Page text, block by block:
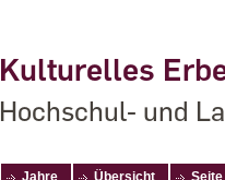
Kulturelles
Hochschul- und
Jahre Übersicht Seite